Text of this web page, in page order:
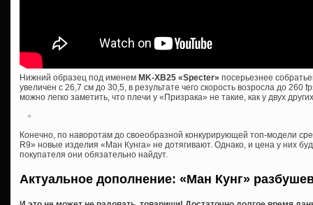
Нижний образец под именем MK-XB25 «Specter» посерьезнее
увеличен с 26,7 см до 30,5, в результате чего скорость возросла до 260
можно легко заметить, что плечи у «Призрака» не такие, как у двух
Конечно, по наворотам до своеобразной конкурирующей топ-модели
R9» новые изделия «Ман Кунга» не дотягивают. Однако, и цена у них
покупателя они обязательно найдут.
Актуальное дополнение: «Ман Кунг»